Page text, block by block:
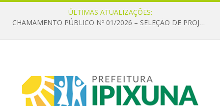
ÚLTIMAS ATUALIZAÇÕES:
CHAMAMENTO PÚBLICO Nº 01/2026 – SELEÇÃO DE PROJETOS PARA FIRMAR TERMO DE EXECUÇÃO CULTURAL COM RECURSOS DA POLÍTICA NACIONAL ALDIR BLANC DE FOMENTO À CULTURA – PNAB (LEI Nº 14.399/2022)